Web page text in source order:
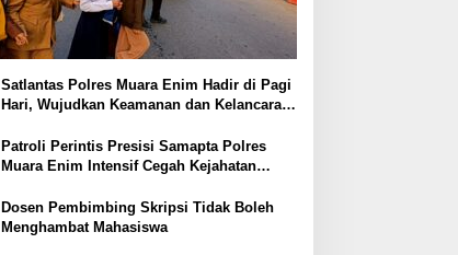
Satlantas Polres Muara Enim Hadir di Pagi
Hari, Wujudkan Keamanan dan Kelancaran
Patroli Perintis Presisi Samapta Polres
Muara Enim Intensif Cegah Kejahatan
Dosen Pembimbing Skripsi Tidak Boleh
Menghambat Mahasiswa